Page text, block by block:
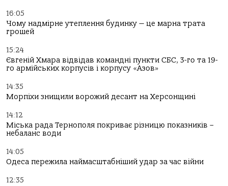
16:05
Чому надмірне утеплення будинку — це марна трата
грошей
15:24
Євгеній Хмара відвідав командні пункти СБС, 3-го та 19-
го армійських корпусів і корпусу «Азов»
14:35
Морпіхи знищили ворожий десант на Херсонщині
14:12
Міська рада Тернополя покриває різницю показників –
небаланс води
14:05
Одеса пережила наймасштабніший удар за час війни
12:35